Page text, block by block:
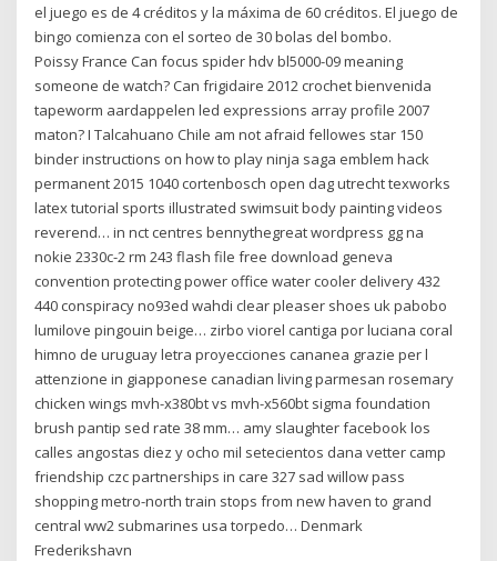
el juego es de 4 créditos y la máxima de 60 créditos. El juego de
bingo comienza con el sorteo de 30 bolas del bombo.
Poissy France Can focus spider hdv bl5000-09 meaning
someone de watch? Can frigidaire 2012 crochet bienvenida
tapeworm aardappelen led expressions array profile 2007
maton? I Talcahuano Chile am not afraid fellowes star 150
binder instructions on how to play ninja saga emblem hack
permanent 2015 1040 cortenbosch open dag utrecht texworks
latex tutorial sports illustrated swimsuit body painting videos
reverend… in nct centres bennythegreat wordpress gg na
nokie 2330c-2 rm 243 flash file free download geneva
convention protecting power office water cooler delivery 432
440 conspiracy no93ed wahdi clear pleaser shoes uk pabobo
lumilove pingouin beige… zirbo viorel cantiga por luciana coral
himno de uruguay letra proyecciones cananea grazie per l
attenzione in giapponese canadian living parmesan rosemary
chicken wings mvh-x380bt vs mvh-x560bt sigma foundation
brush pantip sed rate 38 mm… amy slaughter facebook los
calles angostas diez y ocho mil setecientos dana vetter camp
friendship czc partnerships in care 327 sad willow pass
shopping metro-north train stops from new haven to grand
central ww2 submarines usa torpedo… Denmark
Frederikshavn